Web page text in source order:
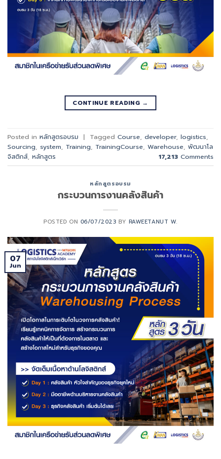
CONTINUE READING →
Posted in หลักสูตรอบรม | Tagged Course developer, logistics
Sourcing system Training TrainingCourse Warehouse พัฒนาโล
จิสติกส์ หลักสูตร 17,213 Comments
หลักสูตรอบรม
กระบวนการงานคลังสินค้า
POSTED ON 06/07/2023 BY RAWEETANUT W.
07
Jun